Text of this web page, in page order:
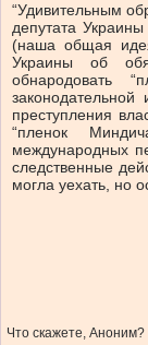
“Удивительным
депутата
(наша общая
Украины об
обнародовать
преступления
“пленок
международных
следственные
могла уехать, но
Что скажете, Аноним?